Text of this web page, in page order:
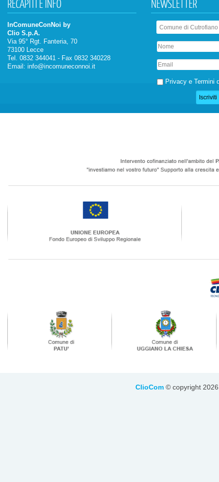
RECAPITI E INFO
InComuneConNoi by
Clio S.p.A.
Via 95° Rgt. Fanteria, 70
73100 Lecce
Tel. 0832 344041 - Fax 0832 340228
Email: info@incomuneconnoi.it
NEWSLETTER
Privacy e Termini
ClioCom © copyright